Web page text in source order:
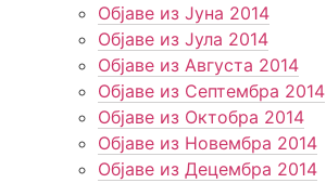
Објаве из Јуна 2014
Објаве из Јула 2014
Објаве из Августа 2014
Објаве из Септембра 2014
Објаве из Октобра 2014
Објаве из Новембра 2014
Објаве из Децембра 2014